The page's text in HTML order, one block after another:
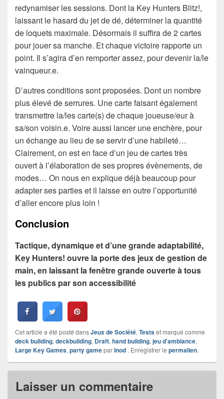
redynamiser les sessions. Dont la Key Hunters Blitz!,
laissant le hasard du jet de dé, déterminer la quantité
de loquets maximale. Désormais il suffira de 2 cartes
pour jouer sa manche. Et chaque victoire rapporte un
point. Il s’agira d’en remporter assez, pour devenir la/le
vainqueur.e.
D’autres conditions sont proposées. Dont un nombre
plus élevé de serrures. Une carte faisant également
transmettre la/les carte(s) de chaque joueuse/eur à
sa/son voisin.e. Voire aussi lancer une enchère, pour
un échange au lieu de se servir d’une habileté…
Clairement, on est en face d’un jeu de cartes très
ouvert à l’élaboration de ses propres évènements, de
modes… On nous en explique déjà beaucoup pour
adapter ses parties et il laisse en outre l’opportunité
d’aller encore plus loin !
Conclusion
Tactique, dynamique et d’une grande adaptabilité,
Key Hunters! ouvre la porte des jeux de gestion de
main, en laissant la fenêtre grande ouverte à tous
les publics par son accessibilité
Cet article a été posté dansJeux de Société, Testset marqué comme
deck building, deckbuilding, Draft, hand building, jeu d'ambiance,
Large Key Games, party gameparInod . Enregistrer le permalien.
Laisser un commentaire